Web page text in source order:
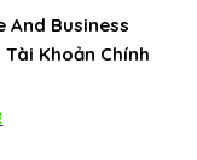
And Business
Khoản Chính